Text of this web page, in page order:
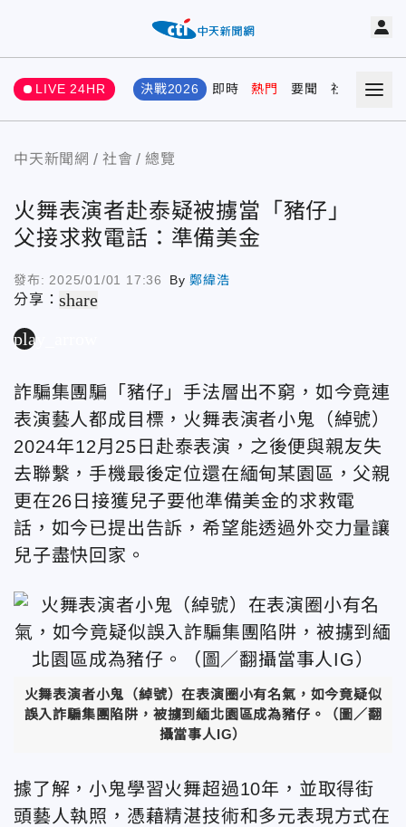
LIVE 24HR 決戰2026 即時 熱門 要聞 社會 娛樂
中天新聞網 社會 總覽
火舞表演者赴泰疑被擄當「豬仔」
父接求救電話：準備美金
發布: 2025/01/01 17:36 By鄭緯浩
分享：share
play_arrow
詐騙集團騙「豬仔」手法層出不窮，如今竟連
表演藝人都成目標，火舞表演者小鬼（綽號）
2024年12月25日赴泰表演，之後便與親友失
去聯繫，手機最後定位還在緬甸某園區，父親
更在26日接獲兒子要他準備美金的求救電
話，如今已提出告訴，希望能透過外交力量讓
兒子盡快回家。
火舞表演者小鬼（綽號）在表演圈小有名氣，如今竟疑似
誤入詐騙集團陷阱，被擄到緬北園區成為豬仔。（圖／翻
攝當事人IG）
據了解，小鬼學習火舞超過10年，並取得街
頭藝人執照，憑藉精湛技術和多元表現方式在